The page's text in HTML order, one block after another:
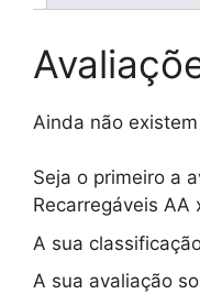
2
Ainda não
Seja o primeiro a
Recarregáveis AA
A sua
A sua avaliação